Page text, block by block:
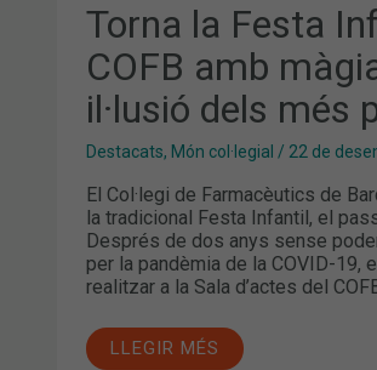
Torna la Festa
COFB amb
il·lusió dels més
Destacats, Món col·legial / 22 de
El Col·legi de Farmacèutics de
la tradicional Festa Infantil, el
Després de dos anys sense
per la pandèmia de la COVID-19,
realitzar a la Sala d’actes del
LLEGIR MÉS